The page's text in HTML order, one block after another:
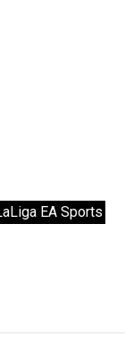
EA Sports